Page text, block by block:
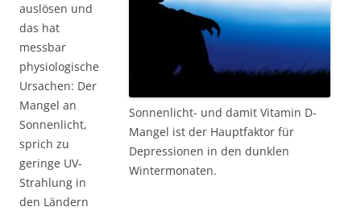
Sonnenlicht- und damit Vitamin D-
Mangel ist der Hauptfaktor für
Depressionen in den dunklen
Wintermonaten.
auslösen und
das hat
messbar
physiologische
Ursachen: Der
Mangel an
Sonnenlicht,
sprich zu
geringe UV-
Strahlung in
den Ländern